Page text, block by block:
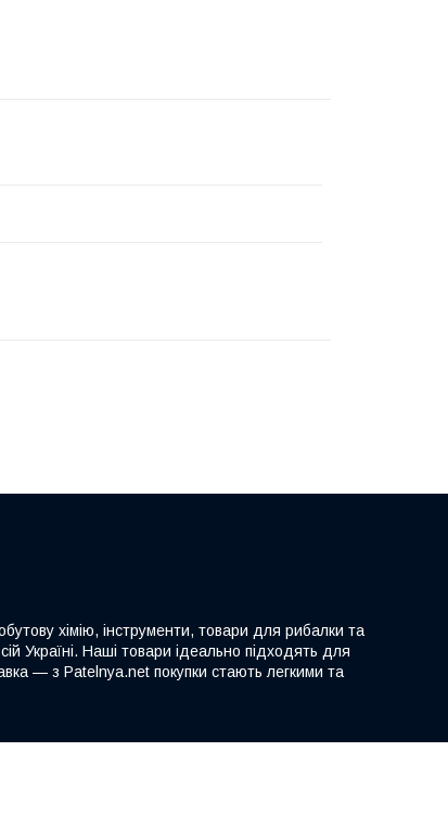
хімію, інструменти, товари для рибалки та
Україні. Наші товари ідеально підходять для
— з Patelnya.net покупки стають легкими та